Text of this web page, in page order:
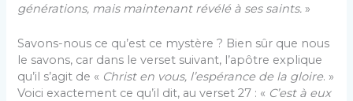
générations, mais maintenant révélé à ses saints. »
Savons-nous ce qu’est ce mystère ? Bien sûr que nous
le savons, car dans le verset suivant, l’apôtre explique
qu’il s’agit de « Christ en vous, l’espérance de la gloire. »
Voici exactement ce qu’il dit, au verset 27 : « C’est à eux